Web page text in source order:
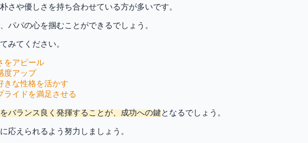
さや優しさを持ち合わせている方が多いです。
パパの心を掴むことができるでしょう。
みてください。
をアピール
度アップ
きな性格を活かす
ライドを満足させる
バランス良く発揮することが、成功への鍵となるでしょう。
応えられるよう努力しましょう。